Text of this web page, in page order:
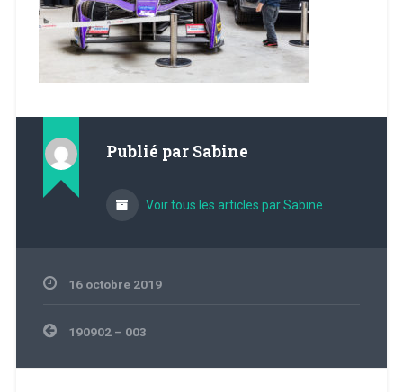
Publié par Sabine
Voir tous les articles par Sabine
16 octobre 2019
Navigation
de
190902 – 003